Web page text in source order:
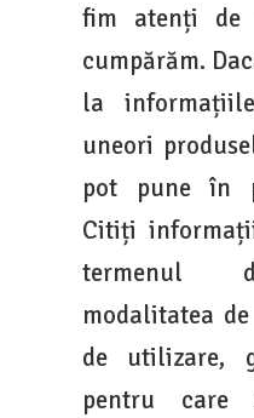
fim atenți de
cumpărăm.
la
uneori
pot pune în
Citiți
termenul
modalitatea
de utilizare,
pentru care